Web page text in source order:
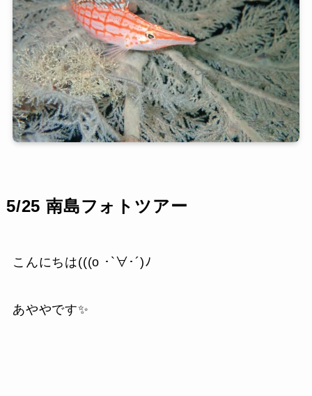
5/25 南島フォトツアー
こんにちは(((o ･`∀･´)ﾉ
あややです✨